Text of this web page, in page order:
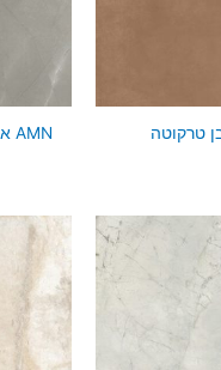
AMN אפור גידים מט